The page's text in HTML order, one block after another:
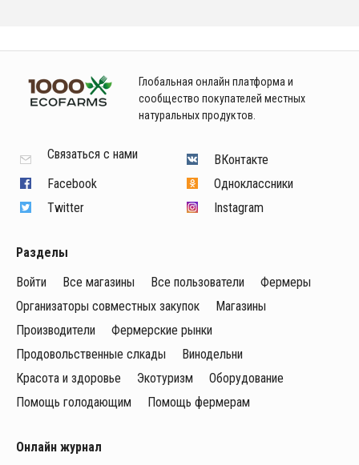
Глобальная онлайн платформа и
сообщество покупателей местных
натуральных продуктов.
Связаться с нами
Facebook
Twitter
ВКонтакте
Одноклассники
Instagram
Разделы
Войти
Все магазины Все пользователи
Фермеры
Организаторы совместных закупок
Магазины
Производители
Фермерские рынки
Продовольственные слкады
Винодельни
Красота и здоровье
Экотуризм
Оборудование
Помощь голодающим
Помощь фермерам
Онлайн журнал